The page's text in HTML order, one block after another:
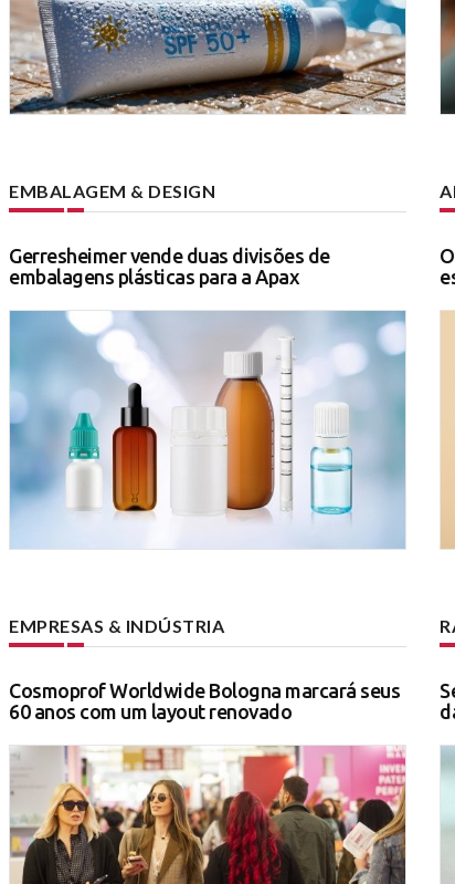
EMBALAGEM & DESIGN
Gerresheimer vende duas divisões de
embalagens plásticas para a Apax
EMPRESAS & INDÚSTRIA
Cosmoprof Worldwide Bologna marcará seus
60 anos com um layout renovado